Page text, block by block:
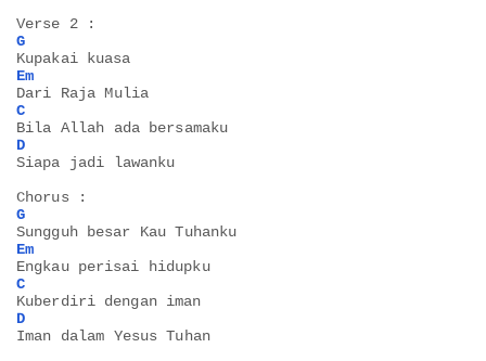
Verse 2 :
G
Kupakai kuasa
Em
Dari Raja Mulia
C
Bila Allah ada bersamaku
D
Siapa jadi lawanku
Chorus :
G
Sungguh besar Kau Tuhanku
Em
Engkau perisai hidupku
C
Kuberdiri dengan iman
D
Iman dalam Yesus Tuhan